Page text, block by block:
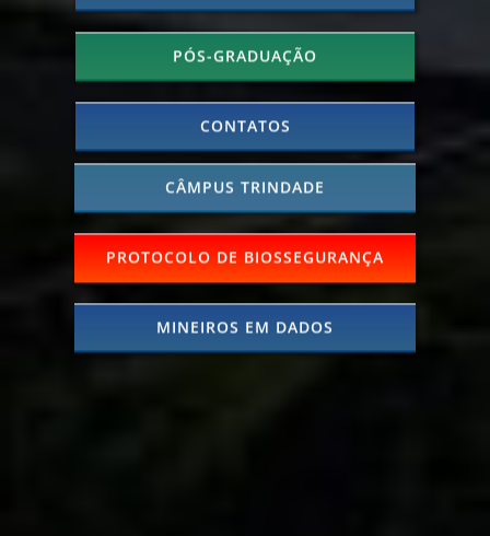
PÓS-GRADUAÇÃO
CONTATOS
CÂMPUS TRINDADE
PROTOCOLO DE BIOSSEGURANÇA
MINEIROS EM DADOS